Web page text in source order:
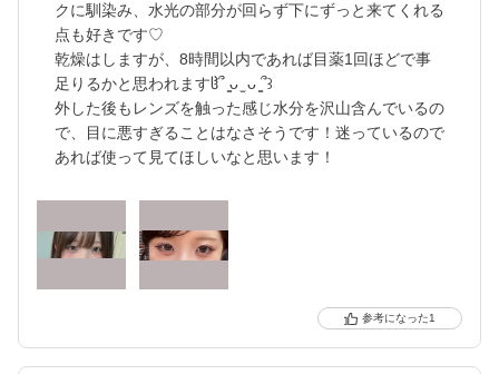
クに馴染み、水光の部分が回らず下にずっと来てくれる
点も好きです♡
乾燥はしますが、8時間以内であれば目薬1回ほどで事
足りるかと思われますჱ̒՞ ̳ᴗ ̫ ᴗ ̳՞꒱
外した後もレンズを触った感じ水分を沢山含んでいるの
で、目に悪すぎることはなさそうです！迷っているので
あれば使って見てほしいなと思います！
1